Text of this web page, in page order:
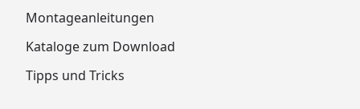
Montageanleitungen
Kataloge zum Download
Tipps und Tricks